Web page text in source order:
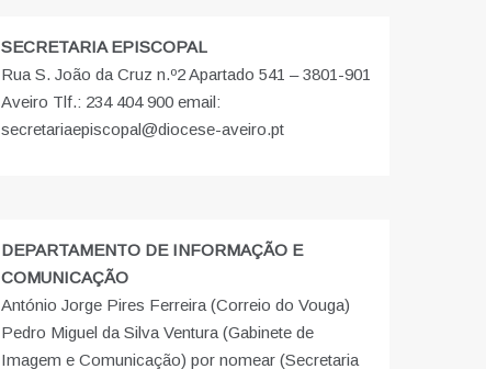
SECRETARIA EPISCOPAL
Rua S. João da Cruz n.º2 Apartado 541 – 3801-901
Aveiro Tlf.: 234 404 900 email:
secretariaepiscopal@diocese-aveiro.pt
DEPARTAMENTO DE INFORMAÇÃO E
COMUNICAÇÃO
António Jorge Pires Ferreira (Correio do Vouga)
Pedro Miguel da Silva Ventura (Gabinete de
Imagem e Comunicação) por nomear (Secretaria